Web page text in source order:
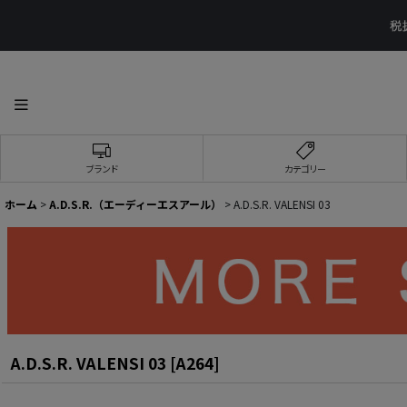
ブランド カテゴリー
ホーム >A.D.S.R.（エーディーエスアール） >A.D.S.R. VALENSI 03
A.D.S.R. VALENSI 03 [A264]